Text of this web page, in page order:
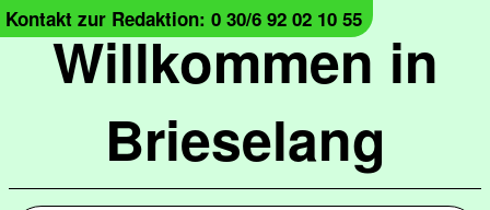
Willkommen in
Brieselang
Kontakt zur Redaktion: 0 30/6 92 02 10 55